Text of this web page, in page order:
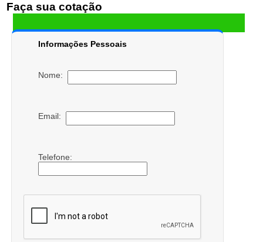
Faça sua cotação
Informações Pessoais
Nome:
Email:
Telefone: